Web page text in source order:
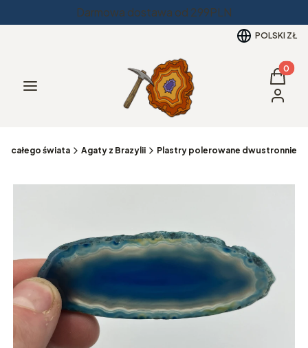
Darmowa dostawa od 299PLN
POLSKI ZŁ
Menu
Koszyk
z całego świata Agaty z Brazylii Plastry polerowane dwustronnie